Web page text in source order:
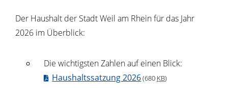
Der Haushalt der Stadt Weil am Rhein für das Jahr
2026 im Überblick:
Die wichtigsten Zahlen auf einen Blick:
Haushaltssatzung 2026(680 KB)